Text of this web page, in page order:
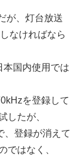
が、灯台放送
なければなら
本国内使用では
を登録して
したが、
、登録が消えて
ではなく、